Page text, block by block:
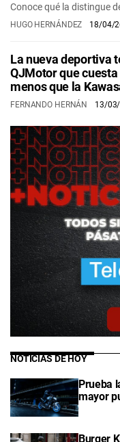
Conoce qué la distingue
HUGO HERNÁNDEZ 18/04/
La nueva deportiva
QJMotor que
menos que la
FERNANDO HERNÁN 13/
NOTICIAS DE HOY
Prueba
mayor
Burger